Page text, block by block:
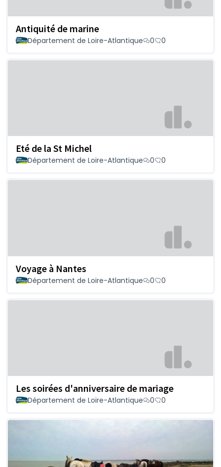
Antiquité de marine
Département de Loire-Atlantique 0 0
Eté de la St Michel
Département de Loire-Atlantique 0 0
Voyage à Nantes
Département de Loire-Atlantique 0 0
Les soirées d'anniversaire de mariage
Département de Loire-Atlantique 0 0